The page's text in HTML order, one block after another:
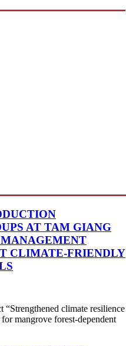
AT TAM GIANG
CLIMATE-FRIENDLY
climate resilience
mangrove forest-dependent